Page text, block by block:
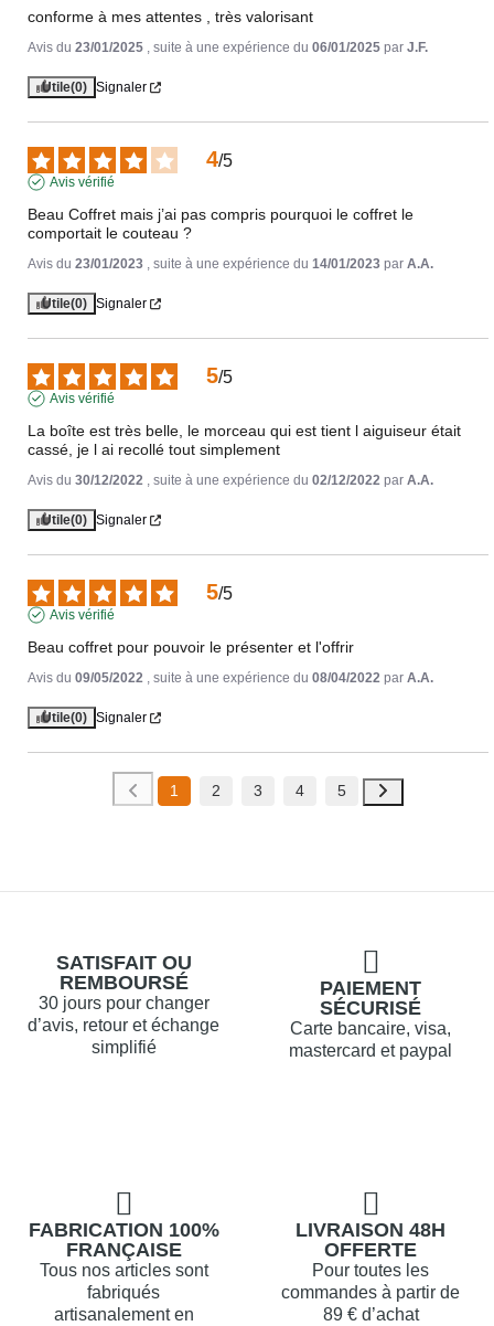
conforme à mes attentes , très valorisant
Avis du 23/01/2025 , suite à une expérience du 06/01/2025 par J.F.
Utile(0) Signaler
4/5
Avis vérifié
Beau Coffret mais j’ai pas compris pourquoi le coffret le
comportait le couteau ?
Avis du 23/01/2023 , suite à une expérience du 14/01/2023 par A.A.
Utile(0) Signaler
5/5
Avis vérifié
La boîte est très belle, le morceau qui est tient l aiguiseur était
cassé, je l ai recollé tout simplement
Avis du 30/12/2022 , suite à une expérience du 02/12/2022 par A.A.
Utile(0) Signaler
5/5
Avis vérifié
Beau coffret pour pouvoir le présenter et l'offrir
Avis du 09/05/2022 , suite à une expérience du 08/04/2022 par A.A.
Utile(0) Signaler
1 2 3 4 5
SATISFAIT OU
REMBOURSÉ
30 jours pour changer
d’avis, retour et échange
simplifié
PAIEMENT
SÉCURISÉ
Carte bancaire, visa,
mastercard et paypal
FABRICATION 100%
FRANÇAISE
Tous nos articles sont
fabriqués
artisanalement en
LIVRAISON 48H
OFFERTE
Pour toutes les
commandes à partir de
89 € d’achat